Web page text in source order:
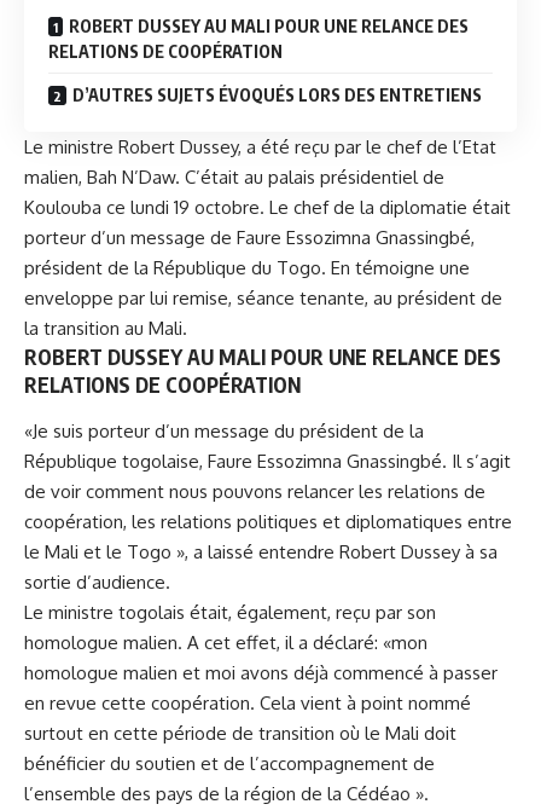
ROBERT DUSSEY AU MALI POUR UNE RELANCE DES
RELATIONS DE COOPÉRATION
D’AUTRES SUJETS ÉVOQUÉS LORS DES ENTRETIENS
Le ministre Robert Dussey, a été reçu par le chef de l’Etat
malien, Bah N’Daw. C’était au palais présidentiel de
Koulouba ce lundi 19 octobre. Le chef de la diplomatie était
porteur d’un message de Faure Essozimna Gnassingbé,
président de la République du Togo. En témoigne une
enveloppe par lui remise, séance tenante, au président de
la transition au Mali.
ROBERT DUSSEY AU MALI POUR UNE RELANCE DES
RELATIONS DE COOPÉRATION
«Je suis porteur d’un message du président de la
République togolaise, Faure Essozimna Gnassingbé. Il s’agit
de voir comment nous pouvons relancer les relations de
coopération, les relations politiques et diplomatiques entre
le Mali et le Togo », a laissé entendre Robert Dussey à sa
sortie d’audience.
Le ministre togolais était, également, reçu par son
homologue malien. A cet effet, il a déclaré: «mon
homologue malien et moi avons déjà commencé à passer
en revue cette coopération. Cela vient à point nommé
surtout en cette période de transition où le Mali doit
bénéficier du soutien et de l’accompagnement de
l’ensemble des pays de la région de la Cédéao ».